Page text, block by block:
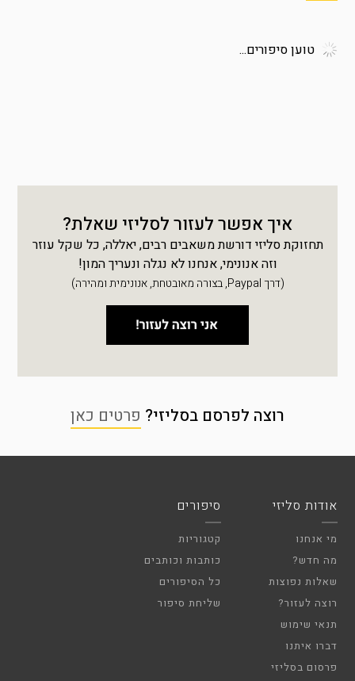
טוען סיפורים...
איך אפשר לעזור לסליזי שאלת?
תחזוקת סליזי דורשת משאבים רבים, יאללה, כל שקל עוזר
וזה אנונימי, אנחנו לא נגלה ונעריך המון!
(דרך Paypal, בצורה מאובטחת, אנונימית ומהירה)
רוצה לפרסם בסליזי? פרטים כאן
אודות סליזי
מי אנחנו
מה חדש?
שאלות נפוצות
רוצה לעזור?
תנאי שימוש
דברו איתנו
פרסום בסליזי
סיפורים
קטגוריות
כותבות וכותבים
כל הסיפורים
שליחת סיפור